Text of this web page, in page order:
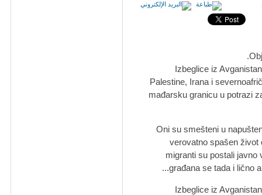
Izbeglice iz
Palestine, Irana i
mađarsku granicu u potrazi
Oni su smešteni u
verovatno spašen život
migranti su postali javno
građana se tada i lično
Izbeglice iz